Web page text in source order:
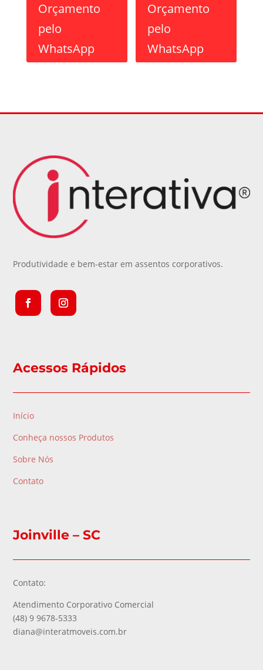
Orçamento
pelo
WhatsApp
Orçamento
pelo
WhatsApp
Produtividade e bem-estar em assentos corporativos.
Acessos Rápidos
Início
Conheça nossos Produtos
Sobre Nós
Contato
Joinville – SC
Contato:
Atendimento Corporativo Comercial
(48) 9 9678-5333
diana@interatmoveis.com.br